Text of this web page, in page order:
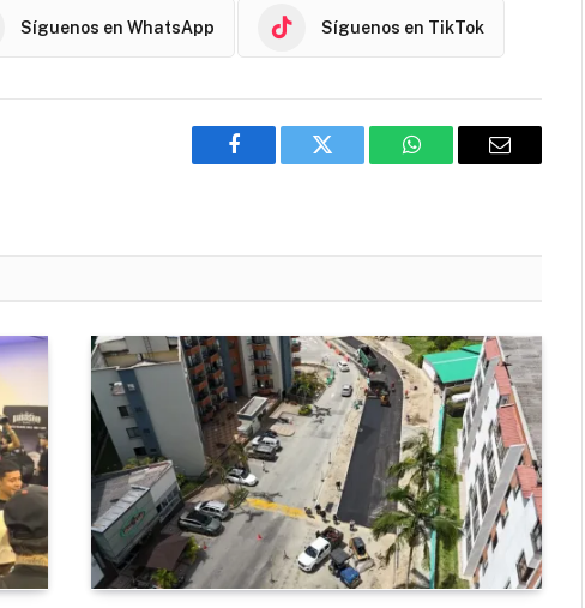
Síguenos en WhatsApp Síguenos en TikTok
Facebook Twitter WhatsAppEmail